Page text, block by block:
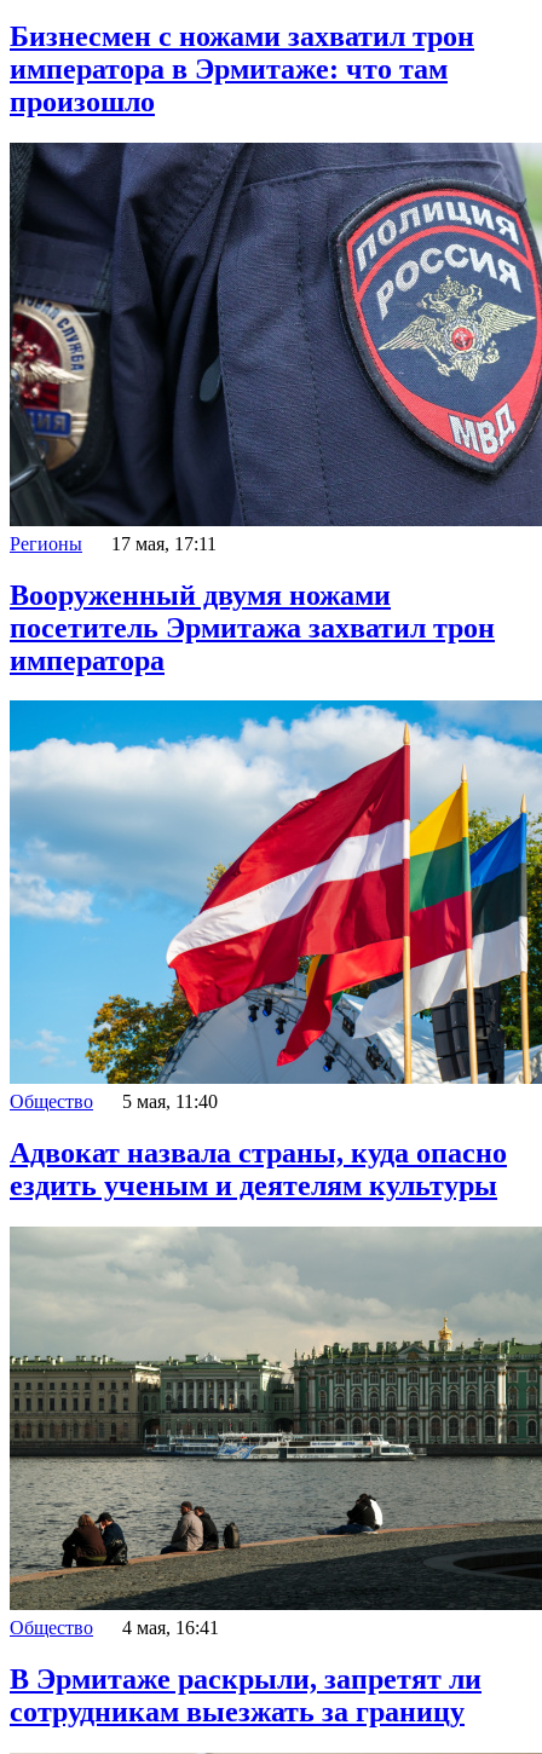
Бизнесмен с ножами захватил трон
императора в Эрмитаже: что там
произошло
Регионы 17 мая, 17:11
Вооруженный двумя ножами
посетитель Эрмитажа захватил трон
императора
Общество 5 мая, 11:40
Адвокат назвала страны, куда опасно
ездить ученым и деятелям культуры
Общество 4 мая, 16:41
В Эрмитаже раскрыли, запретят ли
сотрудникам выезжать за границу